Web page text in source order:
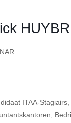
ITAA-Stagiairs,